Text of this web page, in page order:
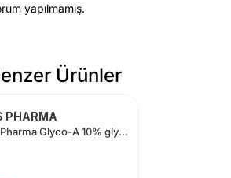
yapılmamış.
Ürünler
PHARMA
Isis Pharma Glyco-A 10% glycolic acid body peel 200 ml